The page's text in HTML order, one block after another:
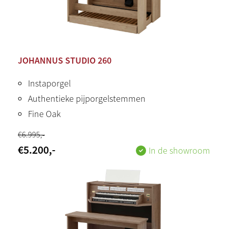
JOHANNUS STUDIO 260
Instaporgel
Authentieke pijporgelstemmen
Fine Oak
€6.995,-
€5.200,- In de showroom